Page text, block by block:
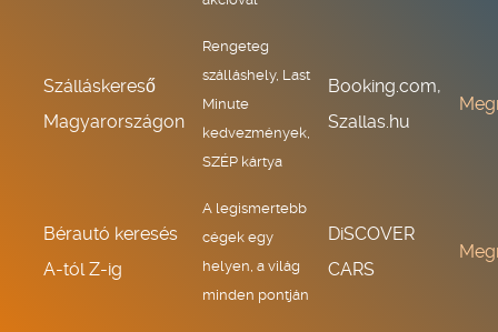
Szálláskereső
Magyarországon
Rengeteg
szálláshely, Last
Minute
kedvezmények,
SZÉP kártya
Booking.com,
Szallas.hu
Bérautó keresés
A-tól Z-ig
A legismertebb
cégek egy
helyen, a világ
minden pontján
DiSCOVER
CARS